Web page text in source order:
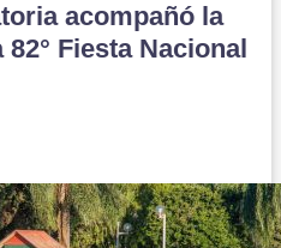
acompañó la
Fiesta Nacional